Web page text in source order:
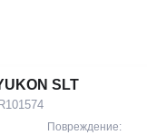
SLT
Повреждение: